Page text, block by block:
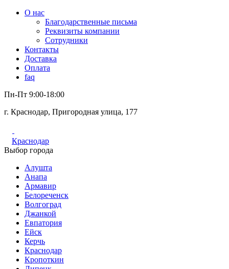
О нас
Благодарственные письма
Реквизиты компании
Сотрудники
Контакты
Доставка
Оплата
faq
Пн-Пт 9:00-18:00
г. Краснодар, Пригородная улица, 177
Краснодар
Выбор города
Алушта
Анапа
Армавир
Белореченск
Волгоград
Джанкой
Евпатория
Ейск
Керчь
Краснодар
Кропоткин